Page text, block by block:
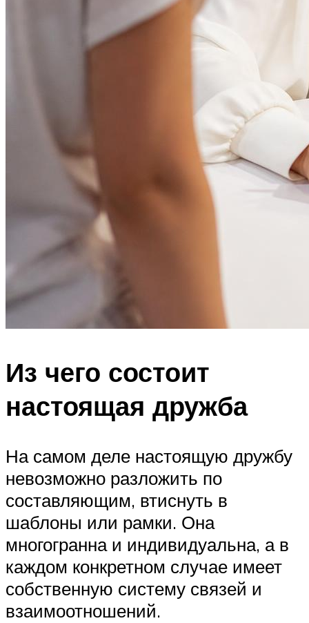
Из чего состоит
настоящая дружба
На самом деле настоящую дружбу
невозможно разложить по
составляющим, втиснуть в
шаблоны или рамки. Она
многогранна и индивидуальна, а в
каждом конкретном случае имеет
собственную систему связей и
взаимоотношений.